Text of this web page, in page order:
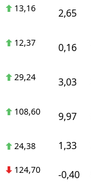
13,16 2,65
12,37 0,16
29,24 3,03
108,60 9,97
24,38 1,33
124,70 -0,40